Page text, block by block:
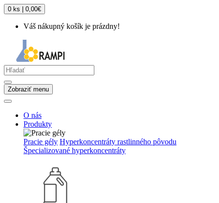
0 ks | 0,00€
Váš nákupný košík je prázdny!
Zobraziť menu
O nás
Produkty
Pracie gély Hyperkoncentráty rastlinného pôvodu
Špecializované hyperkoncentráty